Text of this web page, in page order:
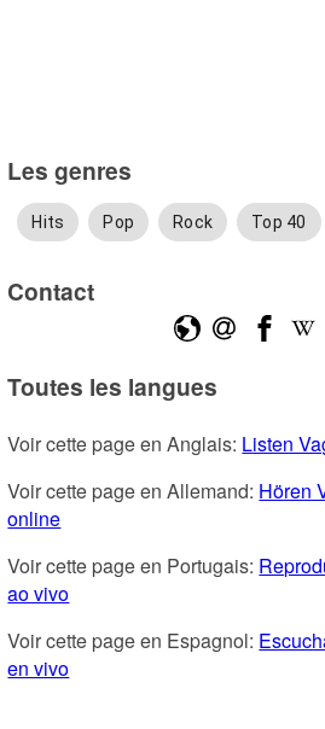
Les genres
Hits Pop Rock Top 40
Contact
Toutes les langues
Voir cette page en Anglais: Listen
Voir cette page en Allemand: Hören
online
Voir cette page en Portugais:
ao vivo
Voir cette page en Espagnol:
en vivo